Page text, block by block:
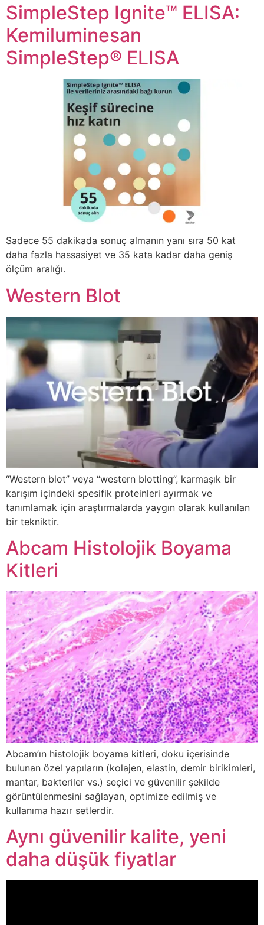
SimpleStep Ignite™ ELISA:
Kemiluminesan
SimpleStep® ELISA
Sadece 55 dakikada sonuç almanın yanı sıra 50 kat
daha fazla hassasiyet ve 35 kata kadar daha geniş
ölçüm aralığı.
Western Blot
“Western blot” veya “western blotting”, karmaşık bir
karışım içindeki spesifik proteinleri ayırmak ve
tanımlamak için araştırmalarda yaygın olarak kullanılan
bir tekniktir.
Abcam Histolojik Boyama
Kitleri
Abcam’ın histolojik boyama kitleri, doku içerisinde
bulunan özel yapıların (kolajen, elastin, demir birikimleri,
mantar, bakteriler vs.) seçici ve güvenilir şekilde
görüntülenmesini sağlayan, optimize edilmiş ve
kullanıma hazır setlerdir.
Aynı güvenilir kalite, yeni
daha düşük fiyatlar